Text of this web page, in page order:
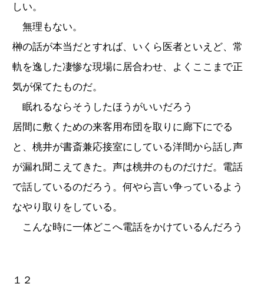
しい。
無理もない。
榊の話が本当だとすれば、いくら医者といえど、常
軌を逸した凄惨な現場に居合わせ、よくここまで正
気が保てたものだ。
眠れるならそうしたほうがいいだろう
居間に敷くための来客用布団を取りに廊下にでる
と、桃井が書斎兼応接室にしている洋間から話し声
が漏れ聞こえてきた。声は桃井のものだけだ。電話
で話しているのだろう。何やら言い争っているよう
なやり取りをしている。
こんな時に一体どこへ電話をかけているんだろう
１２